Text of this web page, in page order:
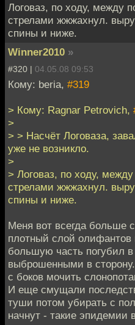
Логоваз, по ходу, между
стрелами жжжахнул.
спины и ниже.
Winner2010 »
#320 | 04.05.08 09:53
Кому: beria, #319
> Кому: Ragnar Petrovich,
>
> > Насчёт Логоваза,
уже не возникло.
>
> Логоваз, по ходу,
стрелами жжжахнул.
спины и ниже.
Меня вот всегда больше
плотный слой олифантов
большую часть погубил
выброшенными в
с боков мочить
И еще смущали
туши потом убирать с
начнут - такие эпидемии